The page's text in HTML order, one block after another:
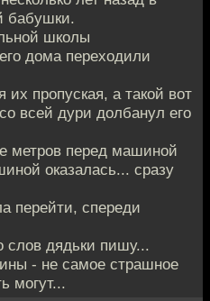
бабушки.
школы
дома переходили
пропуская, а такой вот
всей дури долбанул его
метров перед машиной
оказалась... сразу
перейти, спереди
слов дядьки пишу...
- не самое страшное
могут...